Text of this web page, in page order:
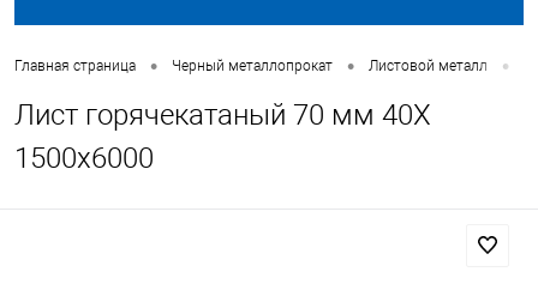
Главная страница • Черный металлопрокат • Листовой металл •
Лист горячекатаный 70 мм 40Х
1500х6000